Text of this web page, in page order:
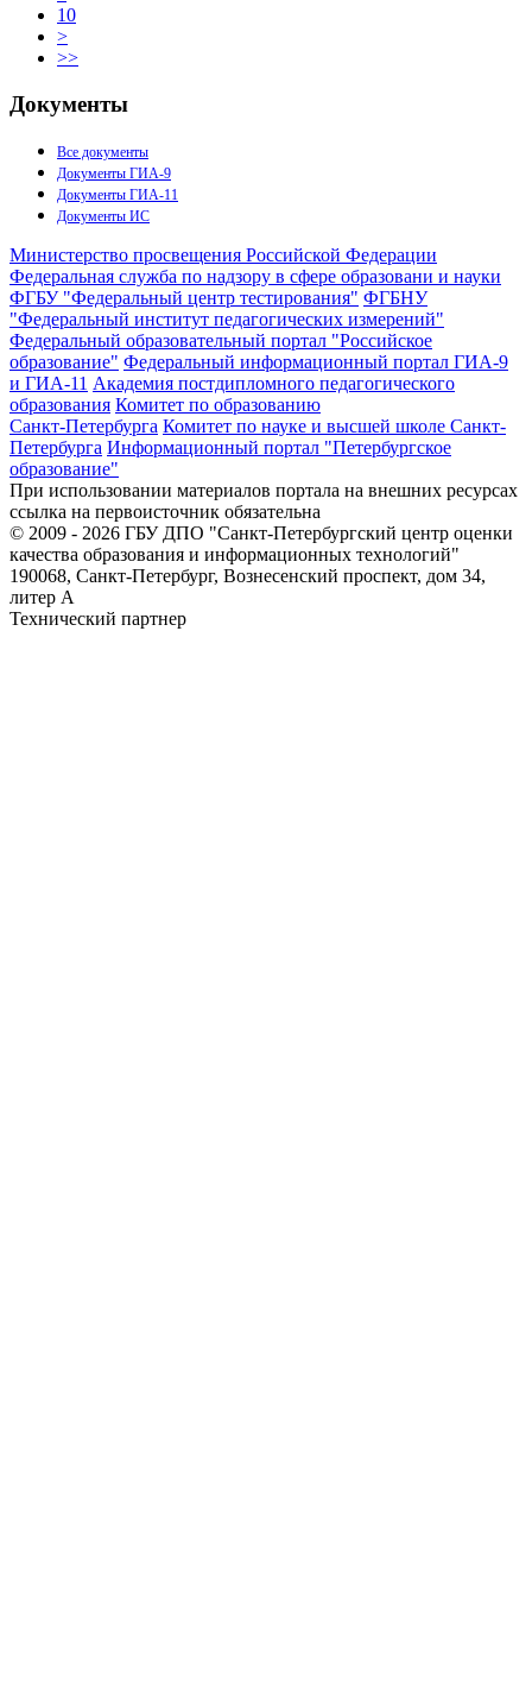
10
>
>>
Документы
Все документы
Документы ГИА-9
Документы ГИА-11
Документы ИС
Министерство просвещения Российской Федерации
Федеральная служба по надзору в сфере образовани и науки
ФГБУ "Федеральный центр тестирования" ФГБНУ
"Федеральный институт педагогических измерений"
Федеральный образовательный портал "Российское
образование" Федеральный информационный портал ГИА-9
и ГИА-11 Академия постдипломного педагогического
образования Комитет по образованию
Санкт-Петербурга Комитет по науке и высшей школе Санкт-
Петербурга Информационный портал "Петербургское
образование"
При использовании материалов портала на внешних ресурсах
ссылка на первоисточник обязательна
© 2009 - 2026 ГБУ ДПО "Санкт-Петербургский центр оценки
качества образования и информационных технологий"
190068, Санкт-Петербург, Вознесенский проспект, дом 34,
литер А
Технический партнер